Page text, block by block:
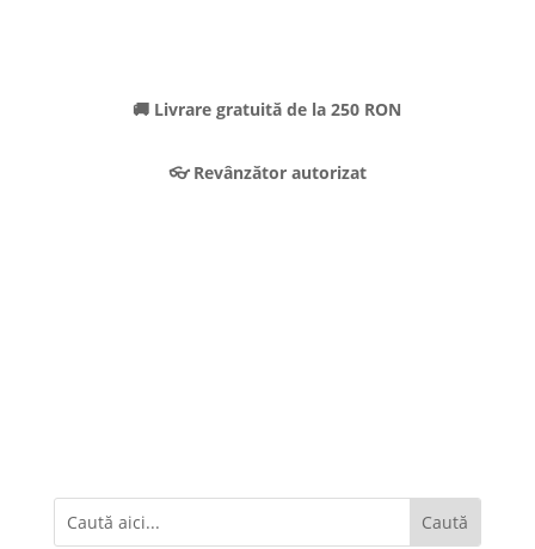
🚚 Livrare gratuită de la 250 RON
👓 Revânzător autorizat